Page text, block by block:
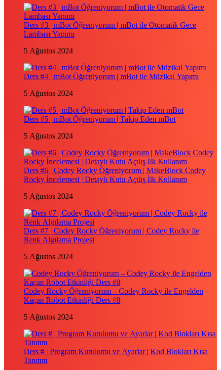
Ders #3 | mBot Öğreniyorum | mBot ile Otomatik Gece
Lambası Yapımı
5 Ağustos 2024
Ders #4 | mBot Öğreniyorum | mBot ile Müzikal Yapımı
5 Ağustos 2024
Ders #5 | mBot Öğreniyorum | Takip Eden mBot
5 Ağustos 2024
Ders #6 | Codey Rocky Öğreniyorum | MakeBlock Codey
Rocky İncelemesi | Detaylı Kutu Açılış İlk Kullanım
5 Ağustos 2024
Ders #7 | Codey Rocky Öğreniyorum | Codey Rocky ile
Renk Algılama Projesi
5 Ağustos 2024
Codey Rocky Öğreniyorum – Codey Rocky ile Engelden
Kaçan Robot Etkinliği Ders #8
5 Ağustos 2024
Ders # | Program Kurulumu ve Ayarlar | Kod Blokları Kısa
Tanıtım